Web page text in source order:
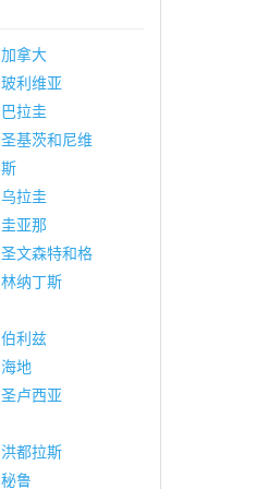
加拿大
玻利维亚
巴拉圭
圣基茨和尼维
斯
乌拉圭
圭亚那
圣文森特和格
林纳丁斯
伯利兹
海地
圣卢西亚
洪都拉斯
秘鲁